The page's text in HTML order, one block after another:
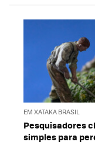
EM XATAKA BRASIL
Pesquisadores
simples para